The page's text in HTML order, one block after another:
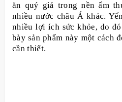
ăn quý giá trong nền ẩm
nhiều nước châu Á khác.
nhiều lợi ích sức khỏe, do
bày sản phẩm này một cách
cần thiết.